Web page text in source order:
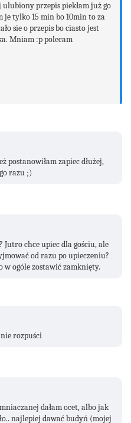
ulubiony przepis piekłam już go
je tylko 15 min bo 10min to za
sie o przepis bo ciasto jest
Mniam :p polecam
postanowiłam zapiec dłużej,
razu ;)
Jutro chce upiec dla gościu, ale
od razu po upieczeniu?
ogóle zostawić zamknięty.
rozpuści
dałam ocet, albo jak
najlepiej dawać budyń (mojej